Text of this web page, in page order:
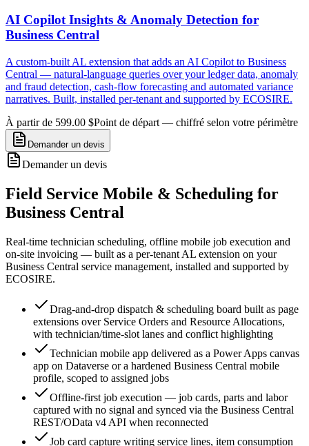
AI Copilot Insights & Anomaly Detection for
Business Central
A custom-built AL extension that adds an AI Copilot to Business
Central — natural-language queries over your ledger data, anomaly
and fraud detection, cash-flow forecasting and automated variance
narratives. Built, installed per-tenant and supported by ECOSIRE.
À partir de 599.00 $Point de départ — chiffré selon votre périmètre
Demander un devis
Demander un devis
Field Service Mobile & Scheduling for
Business Central
Real-time technician scheduling, offline mobile job execution and
on-site invoicing — built as a per-tenant AL extension on your
Business Central service management, installed and supported by
ECOSIRE.
Drag-and-drop dispatch & scheduling board built as page
extensions over Service Orders and Resource Allocations,
with technician/time-slot lanes and conflict highlighting
Technician mobile app delivered as a Power Apps canvas
app on Dataverse or a hardened Business Central mobile
profile, scoped to assigned jobs
Offline-first job execution — job cards, parts and labor
captured with no signal and synced via the Business Central
REST/OData v4 API when reconnected
Job card capture writing service lines, item consumption